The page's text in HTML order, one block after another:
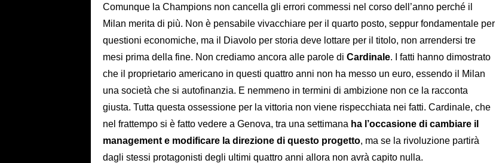
Comunque la Champions non cancella gli errori commessi nel corso dell’anno perché il
Milan merita di più. Non è pensabile vivacchiare per il quarto posto, seppur fondamentale per
questioni economiche, ma il Diavolo per storia deve lottare per il titolo, non arrendersi tre
mesi prima della fine. Non crediamo ancora alle parole di Cardinale. I fatti hanno dimostrato
che il proprietario americano in questi quattro anni non ha messo un euro, essendo il Milan
una società che si autofinanzia. E nemmeno in termini di ambizione non ce la racconta
giusta. Tutta questa ossessione per la vittoria non viene rispecchiata nei fatti. Cardinale, che
nel frattempo si è fatto vedere a Genova, tra una settimana ha l’occasione di cambiare il
management e modificare la direzione di questo progetto, ma se la rivoluzione partirà
dagli stessi protagonisti degli ultimi quattro anni allora non avrà capito nulla.